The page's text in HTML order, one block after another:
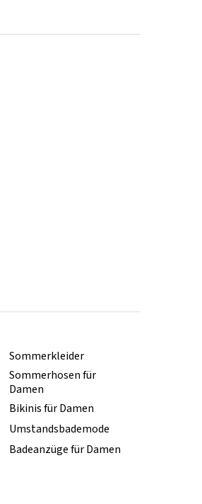
Sommerkleider
Sommerhosen für
Damen
Bikinis für Damen
Umstandsbademode
Badeanzüge für Damen